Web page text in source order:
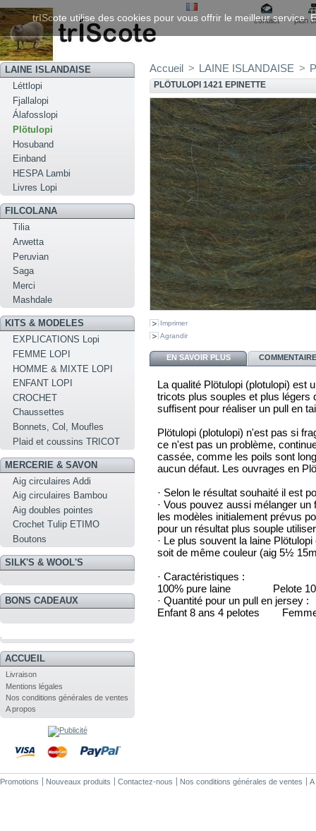
contact plan
LAINE ISLANDAISE
Léttlopi
Fjallalopi
Álafosslopi
Plötulopi
Hosuband
Einband
HESPA Lambi
Livres Lopi
FILCOLANA
Tilia
Arwetta
Peruvian
Saga
Merci
Mashdale
KITS & MODELES
EXPLICATIONS Lopi
FEMME LOPI
HOMME & MIXTE LOPI
ENFANT LOPI
CROCHET
Chaussettes
Bonnets, Col, Moufles
Plaid et coussins TRICOT
MERCERIE & SAVON
Aig circulaires Addi
Aig circulaires Bambou
Aig doubles pointes
Crochet Tulip ETIMO
Boutons
SILK'S & WOOL'S
BONS CADEAUX
ACCUEIL
Livraison
Mentions légales
Nos conditions générales de ventes
A propos
Accueil > LAINE ISLANDAISE >
PLÖTULOPI 1421 EPINETTE
Imprimer
Agrandir
EN SAVOIR PLUS
La qualité Plötulopi (plotulopi) est
tricots plus souples et plus légers
suffisent pour réaliser un pull en
Plötulopi (plotulopi) n'est pas si
ce n'est pas un problème,
cassée, comme les poils sont
aucun défaut. Les ouvrages en
· Selon le résultat souhaité il est
· Vous pouvez aussi mélanger
les modèles initialement prévus
pour un résultat plus souple
· Le plus souvent la laine
soit de même couleur (aig 5½
· Caractéristiques :
100% pure laine Pelote
· Quantité pour un pull en jersey :
Enfant 8 ans 4 pelotes
Promotions Nouveaux produits Contactez-nous Nos conditions générales de ventes A
trIScote utilise des cookies pour vous offrir le meilleur